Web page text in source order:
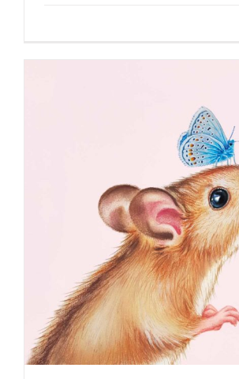
muisje
UITGELICHT VOOR LICENTIE